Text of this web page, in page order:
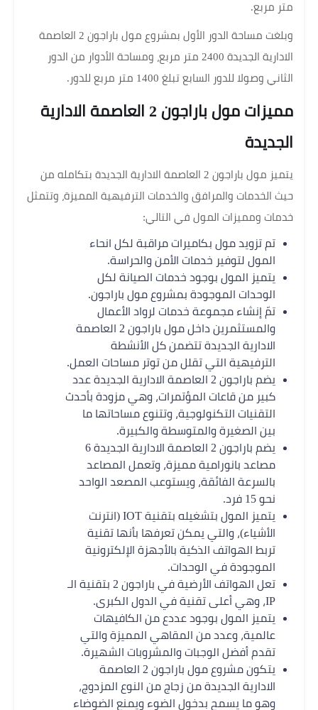
متر مربع.
وبلغت مساحة الدور الأول بمشروع مول باراجون 2 العاصمة
الادارية الجديدة 2400 متر مربع، ومساحة الأدوار من الدور
الثاني وصولا للدور السابع تبلغ 1400 متر مربع للدور.
مميزات مول باراجون 2 العاصمة الادارية
الجديدة
يتميز مول باراجون 2 العاصمة الادارية الجديدة بتكامله من
حيث الخدمات والمرافق والخدمات الترفيهية المميزة، وتتمثل
خدمات ومميزات المول في التالي:
تم تزويد مول بكاميرات مراقبة لكل انحاء
المول لتوفير خدمات الأمن والحراسة.
يتميز المول بوجود خدمات الصيانة لكل
الوحدات الموجودة بمشروع مول باراجون.
تمّ إنشاء مجموعة خدمات لرواد الأعمال
والمستثمرين داخل مول باراجون 2 العاصمة
الادارية الجديدة تتضمن كل الأنشطة
الترفيهية التي تقلل من توتر مساحات العمل.
يضم باراجون 2 العاصمة الادارية الجديدة عدد
كبير من قاعات المؤتمرات، وهي مزودة بأحدث
التقنيات التكنولوجية، وتتنوع مساحاتها ما
بين الصغيرة والمتوسطة والكبيرة.
يضم باراجون 2 العاصمة الادارية الجديدة 6
مصاعد بانورامية مميزة، وتعمل المصاعد
بالسرعة الفائقة، ويستوعب المصعد الواحد
نحو 15 فرد.
يتميز المول بتشغيله بتقنية IOT (انترنت
الأشياء)، والتي يمكن تعرفها بأنها تقنية
تربط الهواتف الذكية بالأجهزة الإلكترونية
الموجودة في الوحدات.
تعل الهواتف الأرضية في باراجون 2 بتقنية الـ
IP، وهي أعلى تقنية في الدول الكبرى.
يتميز المول بوجود عددع من الكافيهات
عالمية، وعدد من المقاهي المميزة والتي
تقدم أفضل الوجبات والمشروبات الشهيرة.
يتكون مشروع مول باراجون 2 العاصمة
الادارية الجديدة من زجاج من النوع المزدوج،
وهو ما يسمح بدخول الضوء ويمنع الضوضاء